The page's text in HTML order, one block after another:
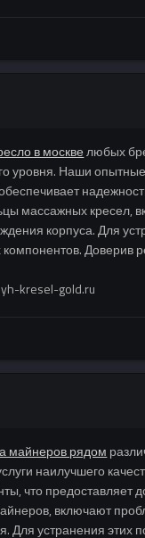
в москвелюбых
уровня. Наши
массажных
корпуса. Для
Доверив
kresel-gold.ru
майнеров рядом
наилучшего
что предоставляет
включают
устранения этих